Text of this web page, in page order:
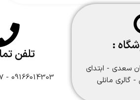
:
سعدی - ابتدای
- گالری مانلی
تلفن
09166014303 - 09166108747